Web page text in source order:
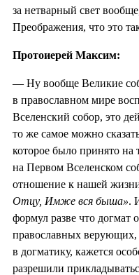
за нетварный свет
Преображения, что это
Протоиерей Максим:
— Ну вообще Великие
в православном мире
Вселенский собор, это
то же самое можно
которое было принято
на Первом Вселенском
отношение к нашей
Отцу, Имже вся быша».
формул разве что догмат
православных
в догматику, кажется
разрешили